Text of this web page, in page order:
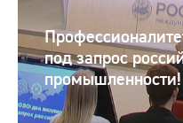
под запрос
промышленности!